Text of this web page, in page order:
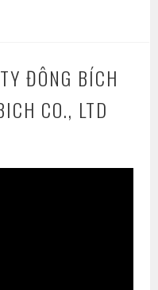
ĐÔNG BÍCH
CO., LTD